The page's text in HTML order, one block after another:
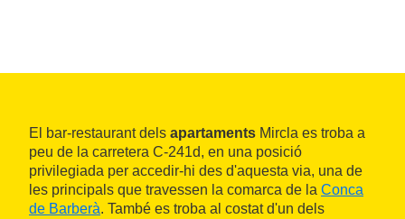
El bar-restaurant dels apartaments Mircla es troba a
peu de la carretera C-241d, en una posició
privilegiada per accedir-hi des d'aquesta via, una de
les principals que travessen la comarca de la Conca
de Barberà. També es troba al costat d'un dels